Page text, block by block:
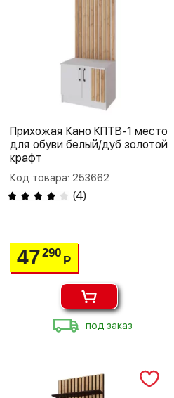
Прихожая Кано КПТВ-1 место
для обуви белый/дуб золотой
крафт
Код товара: 253662
(4)
47290
Р
под заказ